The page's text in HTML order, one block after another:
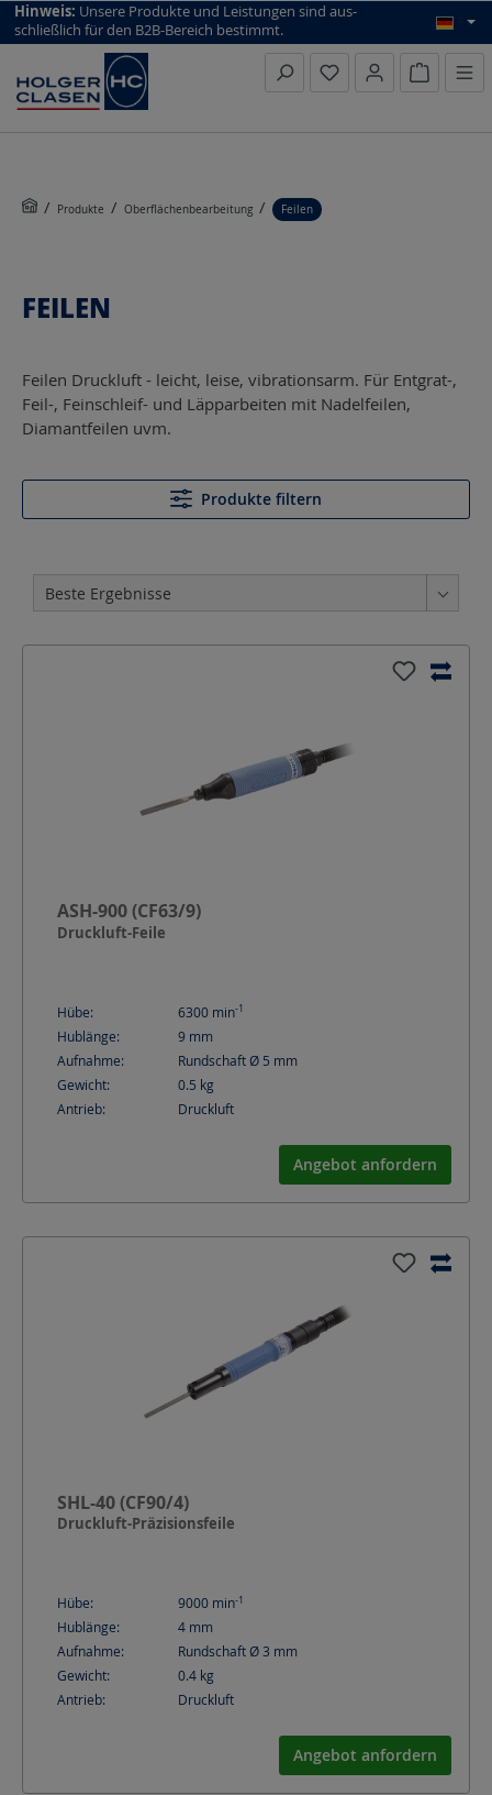
top scroll helper
Hinweis: Unsere Produkte und Leistungen sind aus­
schließlich für den B2B-Bereich bestimmt.
Produkte Oberflächenbearbeitung Feilen
FEILEN
Feilen Druckluft - leicht, leise, vibrationsarm. Für Entgrat-,
Feil-, Feinschleif- und Läpparbeiten mit Nadelfeilen,
Diamantfeilen uvm.
Produkte filtern
ASH-900 (CF63/9)
Druckluft-Feile
Hübe: 6300 min-1
Hublänge: 9 mm
Aufnahme:
Rundschaft Ø 5 mm
Gewicht:
0.5 kg
Antrieb:
Druckluft
Angebot anfordern
SHL-40 (CF90/4)
Druckluft-Präzisionsfeile
Hübe: 9000 min-1
Hublänge: 4 mm
Aufnahme:
Rundschaft Ø 3 mm
Gewicht:
0.4 kg
Antrieb:
Druckluft
Angebot anfordern